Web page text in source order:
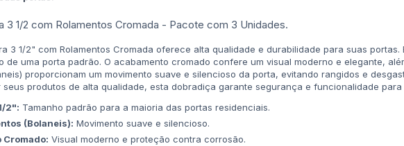
3 1/2 com Rolamentos Cromada - Pacote com 3 Unidades.
3 1/2" com Rolamentos Cromada oferece alta qualidade e durabilidade para suas
de uma porta padrão. O acabamento cromado confere um visual moderno e elegante,
proporcionam um movimento suave e silencioso da porta, evitando rangidos e
produtos de alta qualidade, esta dobradiça garante segurança e funcionalidade
2": Tamanho padrão para a maioria das portas residenciais.
(Bolaneis): Movimento suave e silencioso.
Cromado: Visual moderno e proteção contra corrosão.